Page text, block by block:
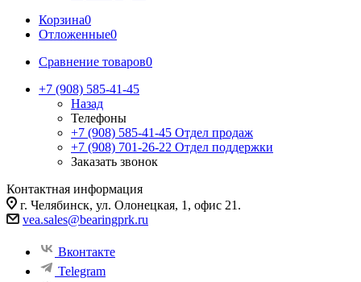
Корзина0
Отложенные0
Сравнение товаров0
+7 (908) 585-41-45
Назад
Телефоны
+7 (908) 585-41-45 Отдел продаж
+7 (908) 701-26-22 Отдел поддержки
Заказать звонок
Контактная информация
г. Челябинск, ул. Олонецкая, 1, офис 21.
vea.sales@bearingprk.ru
Вконтакте
Telegram